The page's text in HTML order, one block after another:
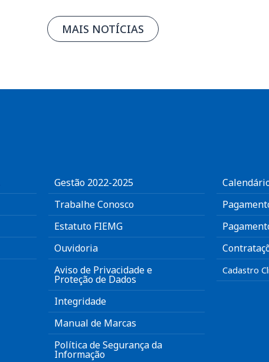
MAIS NOTÍCIAS
Gestão 2022-2025
Trabalhe Conosco
Estatuto FIEMG
Ouvidoria
Aviso de Privacidade e
Proteção de Dados
Integridade
Manual de Marcas
Política de Segurança da
Informação
Cadastro